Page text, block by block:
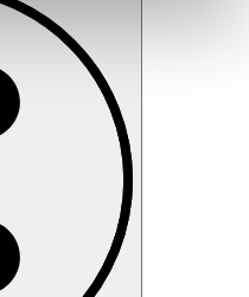
ihnen bereitgestellt
Nutzung der Dienste